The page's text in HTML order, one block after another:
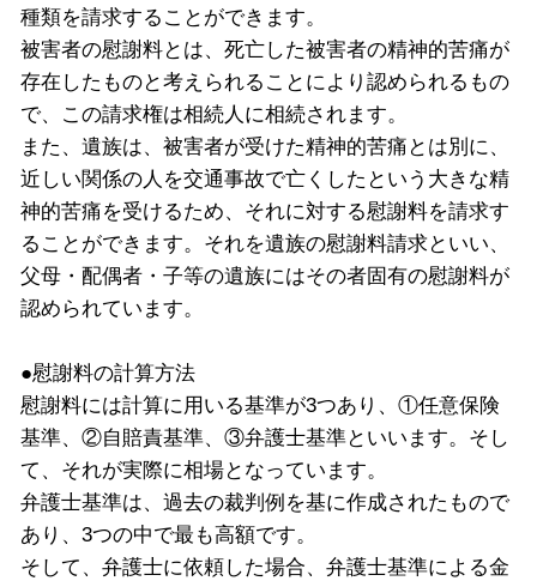
種類を請求することができます。
被害者の慰謝料とは、死亡した被害者の精神的苦痛が
存在したものと考えられることにより認められるもの
で、この請求権は相続人に相続されます。
また、遺族は、被害者が受けた精神的苦痛とは別に、
近しい関係の人を交通事故で亡くしたという大きな精
神的苦痛を受けるため、それに対する慰謝料を請求す
ることができます。それを遺族の慰謝料請求といい、
父母・配偶者・子等の遺族にはその者固有の慰謝料が
認められています。
●慰謝料の計算方法
慰謝料には計算に用いる基準が3つあり、①任意保険
基準、②自賠責基準、③弁護士基準といいます。そし
て、それが実際に相場となっています。
弁護士基準は、過去の裁判例を基に作成されたもので
あり、3つの中で最も高額です。
そして、弁護士に依頼した場合、弁護士基準による金